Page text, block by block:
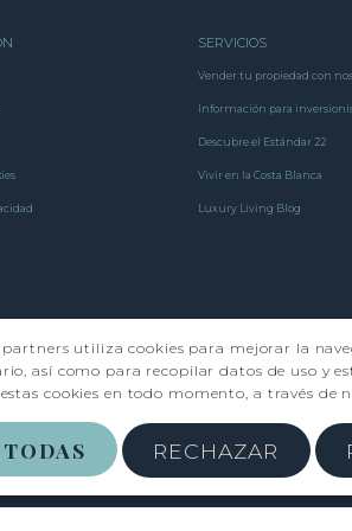
SERVICIOS
Vender tu propiedad con
Información para
Descubre el Estándar 22
Vivir en la Costa Blanca
Luxury Living Blog
partners utiliza cookies para mejorar la
así como para recopilar datos de uso y
cookies en todo momento, a través de
RECHAZAR